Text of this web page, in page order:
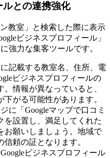
ルとの連携強化
教室」と検索した際に表示
ビジネスプロフィール」
強力な集客ツールです。
記載する教室名、住所、電
ビジネスプロフィールの
情報が異なっていると、
がる可能性があります。
に「Googleマップで口コミ
を設置し、満足してくれた
お願いしましょう。地域で
頼の証となります。
ビジネスプロフィール